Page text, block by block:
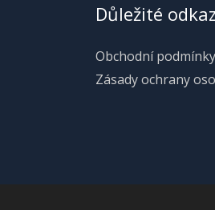
Důležité
Obchodní podmínky
Zásady ochrany